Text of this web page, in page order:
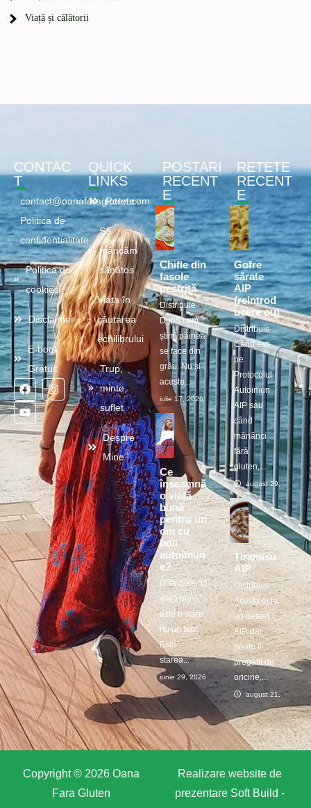
Viață și călătorii
CONTAC
T
contact@oanafaragluten.com
Politica de
confidentialitate
Politica de
cookies
Disclaimer
E-book
Gratuit
QUICK
LINKS
Retete
Să
mâncăm
sănătos
Viața în
căutarea
echilibrului
Trup,
minte,
suflet
Despre
Mine
POSTARI
RECENT
E
Chifle din
fasole
pestriță
Distribuie
După cum
știm, pâinea
se face din
grâu. Nu și
aceste...
iulie 17, 2026
Ce
înseamnă
o viață
bună
pentru un
om cu
boli
autoimun
e?
Distribuie ”O
viață bună”
este o stare,
nu un fapt.
Este
starea...
iunie 29, 2026
RETETE
RECENT
E
Gofre
sărate
AIP
(reintrod
ucere ou)
Distribuie
Când ești
pe
Protocolul
Autoimun
AIP sau
când
mănânci
fără
gluten,...
august 29, 2025
Tiramisu
AIP
Distribuie
Acesta este
un desert
AIP, dar
poate fi
pregătit de
oricine,...
august 21, 2025
Copyright © 2026 Oana
Fara Gluten
Realizare website de
prezentare Soft Build -